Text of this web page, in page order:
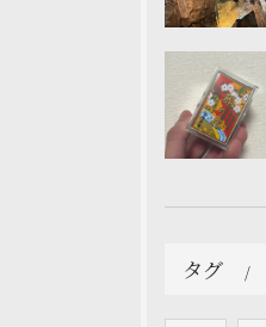
タグ